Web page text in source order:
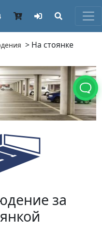
> На стоянке
за